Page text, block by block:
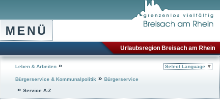
MENÜ
Urlaubsregion Breisach am Rhein
Leben & Arbeiten »
Bürgerservice & Kommunalpolitik » Bürgerservice
» Service A-Z
Select Language ▼